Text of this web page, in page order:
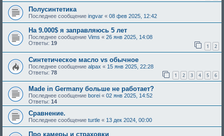
Полусинтетика
Последнее сообщение ingvar « 08 фев 2025, 12:42
На 9.000$ я заправляюсь 5 лет
Последнее сообщение Vims « 26 янв 2025, 14:08
Ответы: 19 1 2
Синтетическое масло vs обычное
Последнее сообщение alpax « 15 янв 2025, 22:28
Ответы: 78 1 2 3 4 5 6
Made in Germany больше не работает?
Последнее сообщение borei « 02 янв 2025, 14:52
Ответы: 14
Сравнение.
Последнее сообщение turtle « 13 дек 2024, 00:00
Про камеры и страховки